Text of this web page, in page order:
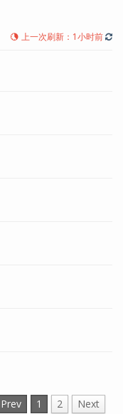
上一次刷新：1小时前
Prev 1 2 Next